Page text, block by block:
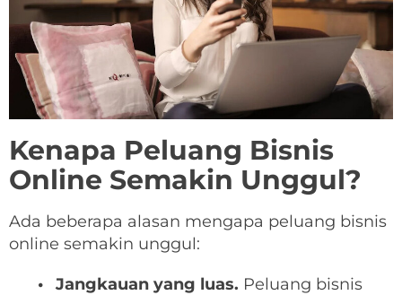
Kenapa Peluang Bisnis
Online Semakin Unggul?
Ada beberapa alasan mengapa peluang bisnis
online semakin unggul:
Jangkauan yang luas. Peluang bisnis